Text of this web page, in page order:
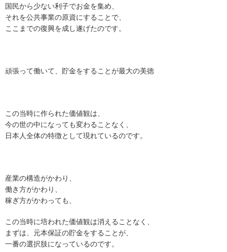
国民から少ない利子でお金を集め、
それを公共事業の原資にすることで、
ここまでの復興を成し遂げたのです。
頑張って働いて、貯金をすることが最大の美徳
この当時に作られた価値観は、
今の世の中になっても変わることなく、
日本人全体の特徴として現れているのです。
産業の構造がかわり、
働き方がかわり、
稼ぎ方がかわっても、
この当時に培われた価値観は消えることなく、
まずは、元本保証の貯金をすることが、
一番の選択肢になっているのです。